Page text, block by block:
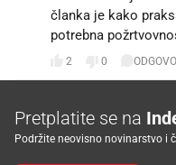
članka je kako
potrebna
2 0
Pretplatite se na
Podržite neovisno novinarstvo i